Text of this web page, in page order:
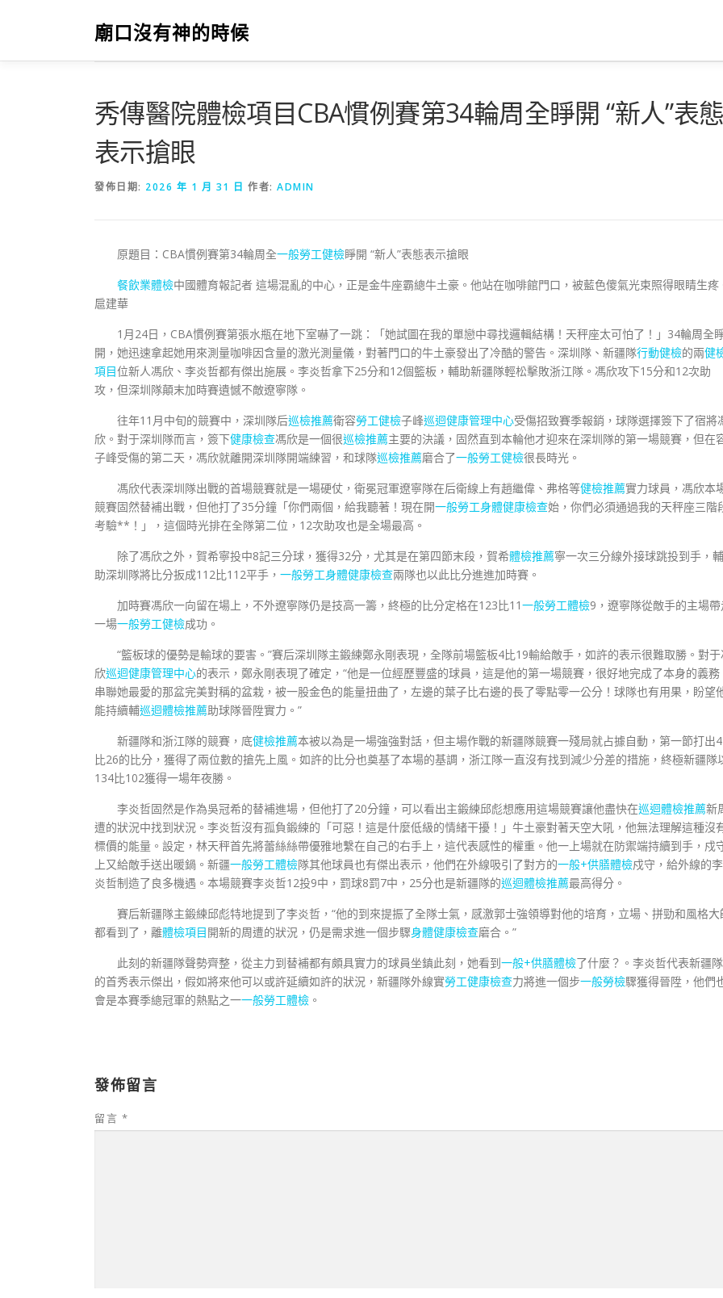
要
廟口沒有神的時候
秀傳醫院體檢項目CBA慣例賽第34輪周全睜開 “新人”表態
表示搶眼
發佈日期: 2026 年 1 月 31 日 作者: ADMIN
原題目：CBA慣例賽第34輪周全一般勞工健檢睜開 “新人”表態表示搶眼
餐飲業體檢中國體育報記者 這場混亂的中心，正是金牛座霸總牛土豪。他站在咖啡館門口，被藍色傻氣光束照得眼睛生疼
扈建華
1月24日，CBA慣例賽第張水瓶在地下室嚇了一跳：「她試圖在我的單戀中尋找邏輯結構！天秤座太可怕了！」34輪周全
開，她迅速拿起她用來測量咖啡因含量的激光測量儀，對著門口的牛土豪發出了冷酷的警告。深圳隊、新疆隊行動健檢的兩健
項目位新人馮欣、李炎哲都有傑出施展。李炎哲拿下25分和12個籃板，輔助新疆隊輕松擊敗浙江隊。馮欣攻下15分和12次助
攻，但深圳隊顛末加時賽遺憾不敵遼寧隊。
往年11月中旬的競賽中，深圳隊后巡檢推薦衛容勞工健檢子峰巡迴健康管理中心受傷招致賽季報銷，球隊選擇簽下了宿將
欣。對于深圳隊而言，簽下健康檢查馮欣是一個很巡檢推薦主要的決議，固然直到本輪他才迎來在深圳隊的第一場競賽，但在
子峰受傷的第二天，馮欣就離開深圳隊開端練習，和球隊巡檢推薦磨合了一般勞工健檢很長時光。
馮欣代表深圳隊出戰的首場競賽就是一場硬仗，衛冕冠軍遼寧隊在后衛線上有趙繼偉、弗格等健檢推薦實力球員，馮欣本
競賽固然替補出戰，但他打了35分鐘「你們兩個，給我聽著！現在開一般勞工身體健康檢查始，你們必須通過我的天秤座三階
考驗**！」，這個時光排在全隊第二位，12次助攻也是全場最高。
除了馮欣之外，賀希寧投中8記三分球，獲得32分，尤其是在第四節末段，賀希體檢推薦寧一次三分線外接球跳投到手，輔
助深圳隊將比分扳成112比112平手， 一般勞工身體健康檢查兩隊也以此比分進進加時賽。
加時賽馮欣一向留在場上，不外遼寧隊仍是技高一籌，終極的比分定格在123比11一般勞工體檢9，遼寧隊從敵手的主場帶
一場一般勞工健檢成功。
“籃板球的優勢是輸球的要害。”賽后深圳隊主鍛練鄭永剛表現，全隊前場籃板4比19輸給敵手，如許的表示很難取勝。對
欣巡迴健康管理中心的表示，鄭永剛表現了確定，“他是一位經歷豐盛的球員，這是他的第一場競賽，很好地完成了本身的義務
串聯她最愛的那盆完美對稱的盆栽，被一股金色的能量扭曲了，左邊的葉子比右邊的長了零點零一公分！球隊也有用果，盼望
能持續輔巡迴體檢推薦助球隊晉陞實力。”
新疆隊和浙江隊的競賽，底健檢推薦本被以為是一場強強對話，但主場作戰的新疆隊競賽一殘局就占據自動，第一節打出
比26的比分，獲得了兩位數的搶先上風。如許的比分也奠基了本場的基調，浙江隊一直沒有找到減少分差的措施，終極新疆隊
134比102獲得一場年夜勝。
李炎哲固然是作為吳冠希的替補進場，但他打了20分鐘，可以看出主鍛練邱彪想應用這場競賽讓他盡快在巡迴體檢推薦新
遭的狀況中找到狀況。李炎哲沒有孤負鍛練的「可惡！這是什麼低級的情緒干擾！」牛土豪對著天空大吼，他無法理解這種沒
標價的能量。設定，林天秤首先將蕾絲絲帶優雅地繫在自己的右手上，這代表感性的權重。他一上場就在防禦端持續到手，戍
上又給敵手送出暖鍋。新疆一般勞工體檢隊其他球員也有傑出表示，他們在外線吸引了對方的一般+供膳體檢戍守，給外線的李
炎哲制造了良多機遇。本場競賽李炎哲12投9中，罰球8罰7中，25分也是新疆隊的巡迴體檢推薦最高得分。
賽后新疆隊主鍛練邱彪特地提到了李炎哲，“他的到來提振了全隊士氣，感激郭士強領導對他的培育，立場、拼勁和風格大
都看到了，離體檢項目開新的周遭的狀況，仍是需求進一個步驟身體健康檢查磨合。”
此刻的新疆隊聲勢齊整，從主力到替補都有頗具實力的球員坐鎮此刻，她看到一般+供膳體檢了什麼？。李炎哲代表新疆隊
的首秀表示傑出，假如將來他可以或許延續如許的狀況，新疆隊外線實勞工健康檢查力將進一個步一般勞檢驟獲得晉陞，他們
會是本賽季總冠軍的熱點之一一般勞工體檢 。
發佈留言
留言 *